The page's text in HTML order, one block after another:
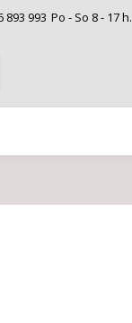
893 993 Po - So 8 - 17 h.